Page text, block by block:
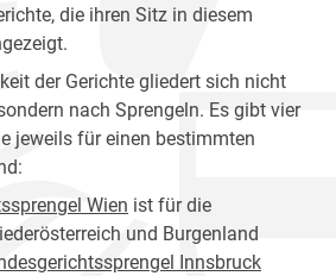
die ihren Sitz in diesem
der Gerichte gliedert sich nicht
nach Sprengeln. Es gibt vier
jeweils für einen bestimmten
Wien ist für die
und Burgenland
Innsbruck